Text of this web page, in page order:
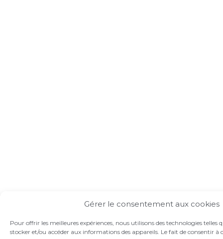
Gérer le consentement aux cookies
Pour offrir les meilleures expériences, nous utilisons des technologies telles
stocker et/ou accéder aux informations des appareils. Le fait de consentir à